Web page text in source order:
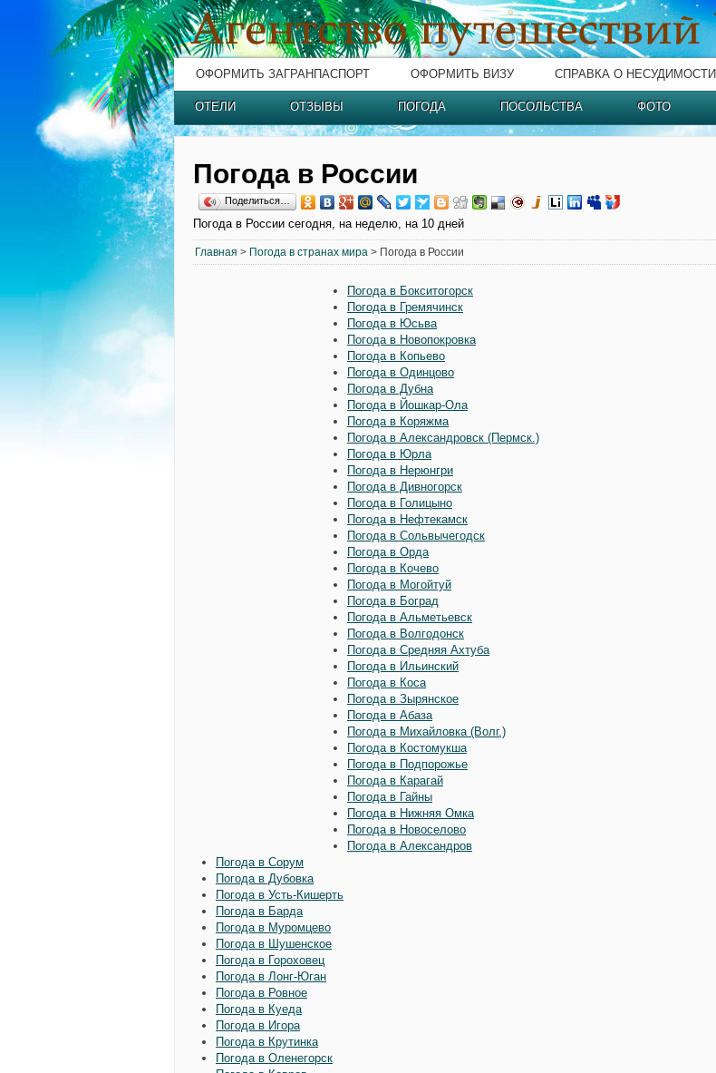
ОФОРМИТЬ ЗАГРАНПАСПОРТ ОФОРМИТЬ ВИЗУ СПРАВКА О НЕСУДИМОСТИ
ОТЕЛИ ОТЗЫВЫ ПОГОДА ПОСОЛЬСТВА ФОТО
Погода в России
Поделиться…
Погода в России сегодня, на неделю, на 10 дней
Главная > Погода в странах мира > Погода в России
Погода в Бокситогорск
Погода в Гремячинск
Погода в Юсьва
Погода в Новопокровка
Погода в Копьево
Погода в Одинцово
Погода в Дубна
Погода в Йошкар-Ола
Погода в Коряжма
Погода в Александровск (Пермск.)
Погода в Юрла
Погода в Нерюнгри
Погода в Дивногорск
Погода в Голицыно
Погода в Нефтекамск
Погода в Сольвычегодск
Погода в Орда
Погода в Кочево
Погода в Могойтуй
Погода в Боград
Погода в Альметьевск
Погода в Волгодонск
Погода в Средняя Ахтуба
Погода в Ильинский
Погода в Коса
Погода в Зырянское
Погода в Абаза
Погода в Михайловка (Волг.)
Погода в Костомукша
Погода в Подпорожье
Погода в Карагай
Погода в Гайны
Погода в Нижняя Омка
Погода в Новоселово
Погода в Александров
Погода в Сорум
Погода в Дубовка
Погода в Усть-Кишерть
Погода в Барда
Погода в Муромцево
Погода в Шушенское
Погода в Гороховец
Погода в Лонг-Юган
Погода в Ровное
Погода в Куеда
Погода в Игора
Погода в Крутинка
Погода в Оленегорск